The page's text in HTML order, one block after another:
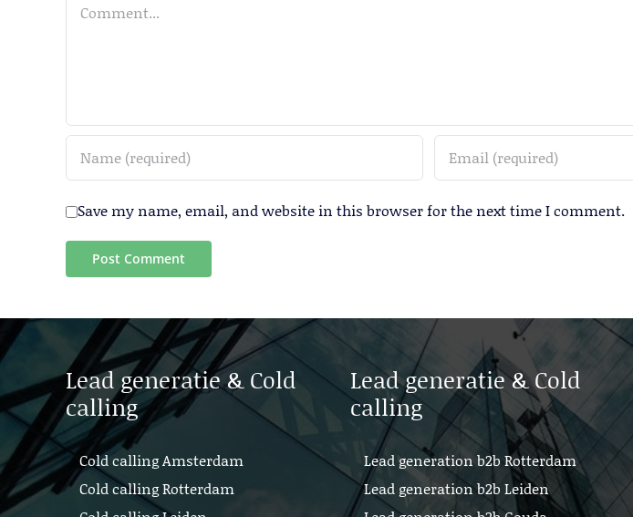
Save my name, email, and website in this browser for the next time I comment.
Lead generatie & Cold
calling
Cold calling Amsterdam
Cold calling Rotterdam
Lead generatie & Cold
calling
Lead generation b2b Rotterdam
Lead generation b2b Leiden